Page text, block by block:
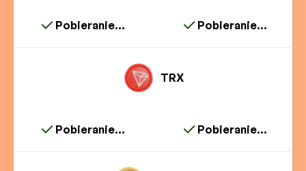
Pobieranie... Pobieranie...
TRX
Pobieranie... Pobieranie...